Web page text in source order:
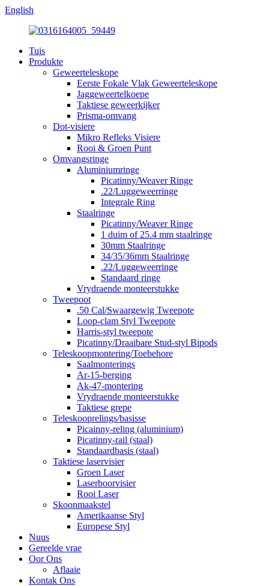
English
Tuis
Produkte
Geweerteleskope
Eerste Fokale Vlak Geweerteleskope
Jaggeweertelkoepe
Taktiese geweerkijker
Prisma-omvang
Dot-visiere
Mikro Refleks Visiere
Rooi & Groen Punt
Omvangsringe
Aluminiumringe
Picatinny/Weaver Ringe
.22/Luggeweerringe
Integrale Ring
Staalringe
Picatinny/Weaver Ringe
1 duim of 25.4 mm staalringe
30mm Staalringe
34/35/36mm Staalringe
.22/Luggeweerringe
Standaard ringe
Vrydraende monteerstukke
Tweepoot
.50 Cal/Swaargewig Tweepote
Loop-clam Styl Tweepote
Harris-styl tweepote
Picatinny/Draaibare Stud-styl Bipods
Teleskoopmontering/Toebehore
Saalmonterings
Ar-15-berging
Ak-47-montering
Vrydraende monteerstukke
Taktiese grepe
Teleskooprelings/basisse
Picainny-reling (aluminium)
Picatinny-rail (staal)
Standaardbasis (staal)
Taktiese laservisier
Groen Laser
Laserboorvisier
Rooi Laser
Skoonmaakstel
Amerikaanse Styl
Europese Styl
Nuus
Gereelde vrae
Oor Ons
Aflaaie
Kontak Ons